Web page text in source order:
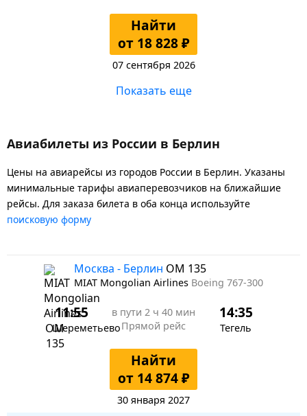
Найти
от 18 828 ₽
07 сентября 2026
Показать еще
Авиабилеты из России в Берлин
Цены на авиарейсы из городов России в Берлин. Указаны
минимальные тарифы авиаперевозчиков на ближайшие
рейсы. Для заказа билета в оба конца используйте
поисковую форму
Москва - Берлин OM 135
MIAT Mongolian Airlines Boeing 767-300
11:55
Шереметьево
в пути 2 ч 40 мин
Прямой рейс
14:35
Тегель
Найти
от 14 874 ₽
30 января 2027